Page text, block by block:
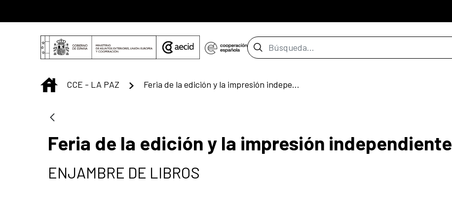
Barra de búsqueda
INICIO
CCE - LA PAZ Feria de la edición y la impresión independiente
Feria de la edición y la impresión independiente
ENJAMBRE DE LIBROS